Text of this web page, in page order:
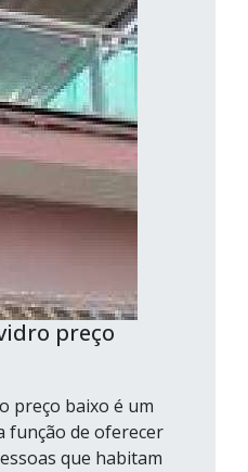
preço
preço baixo é um
função de oferecer
que habitam